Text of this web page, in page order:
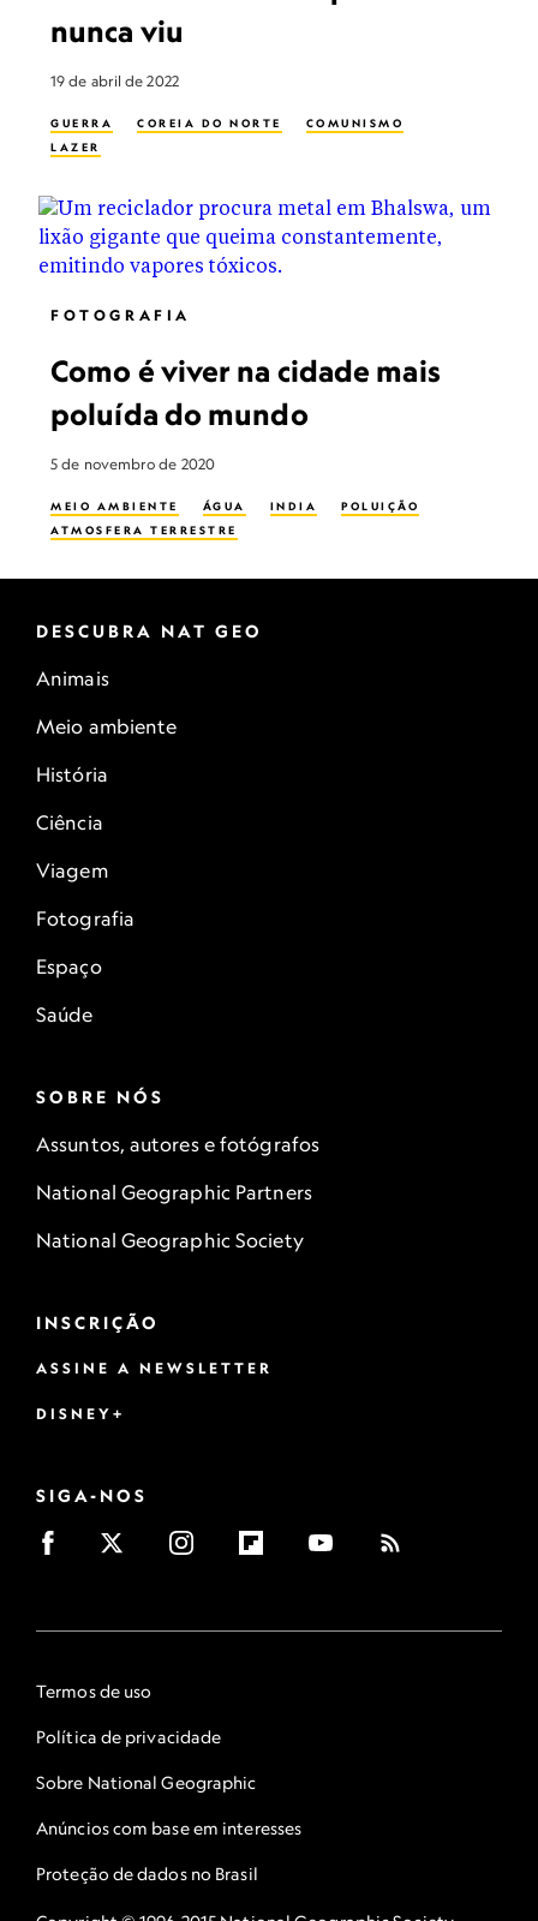
nunca viu
19 de abril de 2022
GUERRA COREIA DO NORTE
COMUNISMO
LAZER
FOTOGRAFIA
Como é viver na cidade mais
poluída do mundo
5 de novembro de 2020
MEIO AMBIENTE ÁGUA INDIA
POLUIÇÃO
ATMOSFERA TERRESTRE
DESCUBRA NAT GEO
Animais
Meio ambiente
História
Ciência
Viagem
Fotografia
Espaço
Saúde
SOBRE NÓS
Assuntos, autores e fotógrafos
National Geographic Partners
National Geographic Society
INSCRIÇÃO
ASSINE A NEWSLETTER
DISNEY+
SIGA-NOS
Termos de uso
Política de privacidade
Sobre National Geographic
Anúncios com base em interesses
Proteção de dados no Brasil